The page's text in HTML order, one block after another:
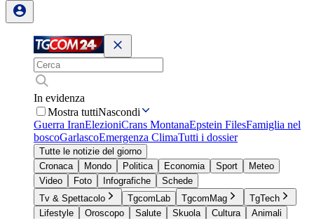
In evidenza
Mostra tuttiNascondi
Guerra IranElezioniCrans MontanaEpstein FilesFamiglia nel
boscoGarlascoEmergenza ClimaTutti i dossier
Tutte le notizie del giorno
Cronaca
Mondo Politica Economia Sport
Meteo
Video
Foto Infografiche
Schede
Tv & Spettacolo
TgcomLab TgcomMag
TgTech
Lifestyle
Oroscopo Salute Skuola Cultura
Animali